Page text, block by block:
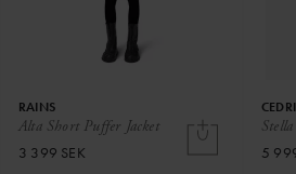
Alta Short Puffer Jacket
RAINS
3 399 SEK
Stella
5